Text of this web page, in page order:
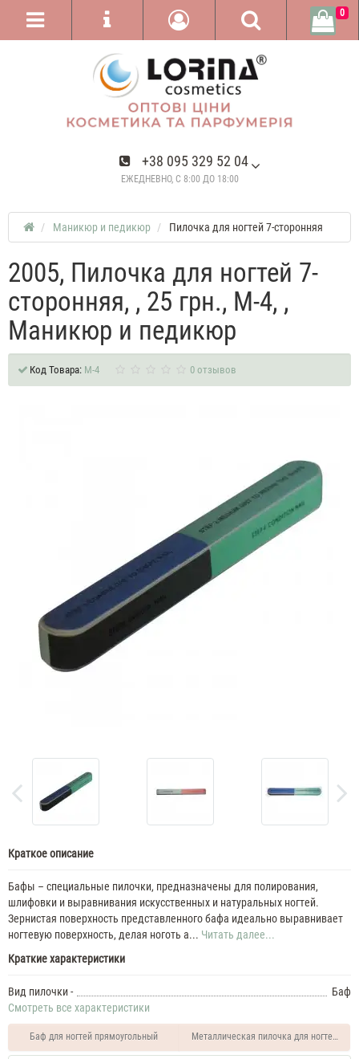
+38 095 329 52 04
ЕЖЕДНЕВНО, С 8:00 ДО 18:00
0
Маникюр и педикюр Пилочка для ногтей 7-сторонняя
2005, Пилочка для ногтей 7-
сторонняя, , 25 грн., М-4, ,
Маникюр и педикюр
Код Товара: М-4 0 отзывов
Краткое описание
Бафы – специальные пилочки, предназначены для полирования,
шлифовки и выравнивания искусственных и натуральных ногтей.
Зернистая поверхность представленного бафа идеально выравнивает
ногтевую поверхность, делая ноготь а... Читать далее...
Краткие характеристики
Вид пилочки -
Баф
Смотреть все характеристики
Баф для ногтей прямоугольный Металлическая пилочка для ногтей (13